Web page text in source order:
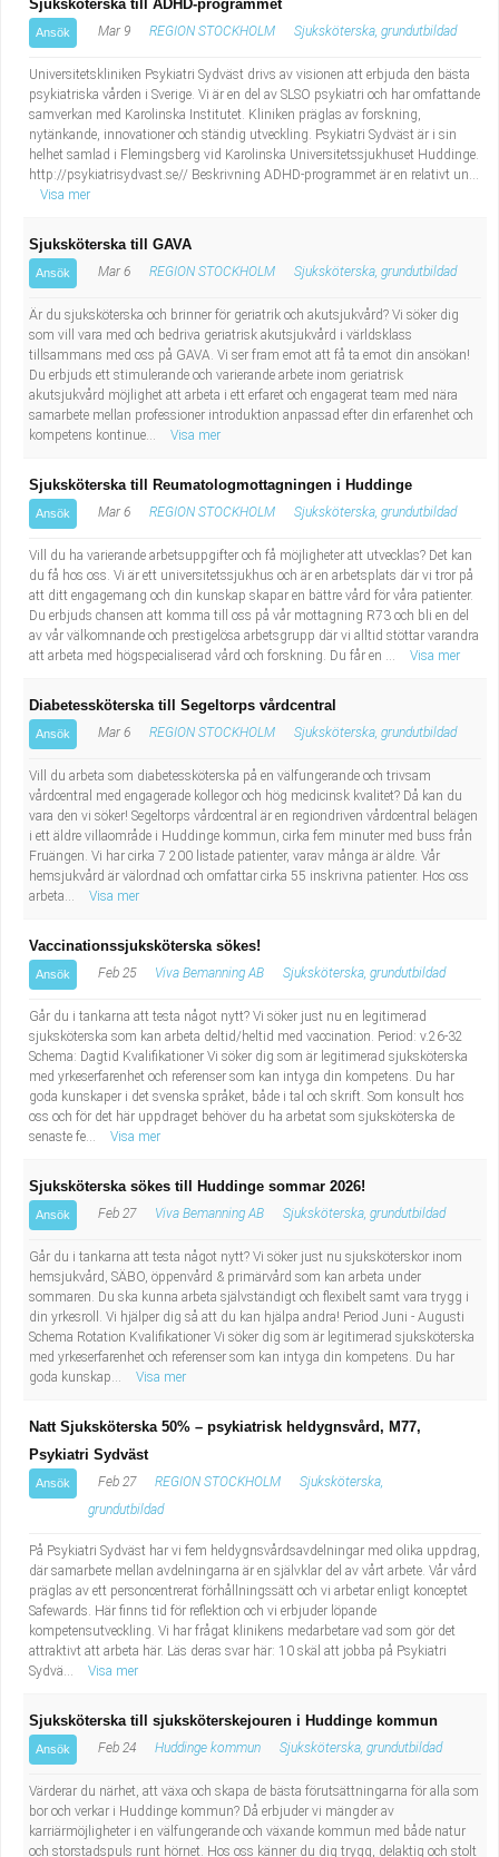
Sjuksköterska till ADHD-programmet
Ansök Mar 9 REGION STOCKHOLM Sjuksköterska, grundutbildad
Universitetskliniken Psykiatri Sydväst drivs av visionen att erbjuda den bästa
psykiatriska vården i Sverige. Vi är en del av SLSO psykiatri och har omfattande
samverkan med Karolinska Institutet. Kliniken präglas av forskning,
nytänkande, innovationer och ständig utveckling. Psykiatri Sydväst är i sin
helhet samlad i Flemingsberg vid Karolinska Universitetssjukhuset Huddinge.
http://psykiatrisydvast.se// Beskrivning ADHD-programmet är en relativt un...
Visa mer
Sjuksköterska till GAVA
Ansök Mar 6 REGION STOCKHOLM Sjuksköterska, grundutbildad
Är du sjuksköterska och brinner för geriatrik och akutsjukvård? Vi söker dig
som vill vara med och bedriva geriatrisk akutsjukvård i världsklass
tillsammans med oss på GAVA. Vi ser fram emot att få ta emot din ansökan!
Du erbjuds ett stimulerande och varierande arbete inom geriatrisk
akutsjukvård möjlighet att arbeta i ett erfaret och engagerat team med nära
samarbete mellan professioner introduktion anpassad efter din erfarenhet och
kompetens kontinue...
Visa mer
Sjuksköterska till Reumatologmottagningen i Huddinge
Ansök Mar 6 REGION STOCKHOLM Sjuksköterska, grundutbildad
Vill du ha varierande arbetsuppgifter och få möjligheter att utvecklas? Det kan
du få hos oss. Vi är ett universitetssjukhus och är en arbetsplats där vi tror på
att ditt engagemang och din kunskap skapar en bättre vård för våra patienter.
Du erbjuds chansen att komma till oss på vår mottagning R73 och bli en del
av vår välkomnande och prestigelösa arbetsgrupp där vi alltid stöttar varandra
att arbeta med högspecialiserad vård och forskning. Du får en ...
Visa mer
Diabetessköterska till Segeltorps vårdcentral
Ansök Mar 6 REGION STOCKHOLM Sjuksköterska, grundutbildad
Vill du arbeta som diabetessköterska på en välfungerande och trivsam
vårdcentral med engagerade kollegor och hög medicinsk kvalitet? Då kan du
vara den vi söker! Segeltorps vårdcentral är en regiondriven vårdcentral belägen
i ett äldre villaområde i Huddinge kommun, cirka fem minuter med buss från
Fruängen. Vi har cirka 7 200 listade patienter, varav många är äldre. Vår
hemsjukvård är välordnad och omfattar cirka 55 inskrivna patienter. Hos oss
arbeta...
Visa mer
Vaccinationssjuksköterska sökes!
Ansök Feb 25 Viva Bemanning AB Sjuksköterska, grundutbildad
Går du i tankarna att testa något nytt? Vi söker just nu en legitimerad
sjuksköterska som kan arbeta deltid/heltid med vaccination. Period: v.26-32
Schema: Dagtid Kvalifikationer Vi söker dig som är legitimerad sjuksköterska
med yrkeserfarenhet och referenser som kan intyga din kompetens. Du har
goda kunskaper i det svenska språket, både i tal och skrift. Som konsult hos
oss och för det här uppdraget behöver du ha arbetat som sjuksköterska de
senaste fe...
Visa mer
Sjuksköterska sökes till Huddinge sommar 2026!
Ansök Feb 27 Viva Bemanning AB Sjuksköterska, grundutbildad
Går du i tankarna att testa något nytt? Vi söker just nu sjuksköterskor inom
hemsjukvård, SÄBO, öppenvård & primärvård som kan arbeta under
sommaren. Du ska kunna arbeta självständigt och flexibelt samt vara trygg i
din yrkesroll. Vi hjälper dig så att du kan hjälpa andra! Period Juni - Augusti
Schema Rotation Kvalifikationer Vi söker dig som är legitimerad sjuksköterska
med yrkeserfarenhet och referenser som kan intyga din kompetens. Du har
goda kunskap...
Visa mer
Natt Sjuksköterska 50% – psykiatrisk heldygnsvård, M77,
Psykiatri Sydväst
Ansök Feb 27 REGION STOCKHOLM
Sjuksköterska,
grundutbildad
På Psykiatri Sydväst har vi fem heldygnsvårdsavdelningar med olika uppdrag,
där samarbete mellan avdelningarna är en självklar del av vårt arbete. Vår vård
präglas av ett personcentrerat förhållningssätt och vi arbetar enligt konceptet
Safewards. Här finns tid för reflektion och vi erbjuder löpande
kompetensutveckling. Vi har frågat klinikens medarbetare vad som gör det
attraktivt att arbeta här. Läs deras svar här: 10 skäl att jobba på Psykiatri
Sydvä...
Visa mer
Sjuksköterska till sjuksköterskejouren i Huddinge kommun
Ansök Feb 24 Huddinge kommun Sjuksköterska, grundutbildad
Värderar du närhet, att växa och skapa de bästa förutsättningarna för alla som
bor och verkar i Huddinge kommun? Då erbjuder vi mängder av
karriärmöjligheter i en välfungerande och växande kommun med både natur
och storstadspuls runt hörnet. Hos oss känner du dig trygg, delaktig och stolt